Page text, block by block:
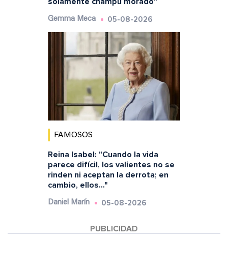
Gemma Meca 05-08-2026
FAMOSOS
Reina Isabel: "Cuando la vida
parece difícil, los valientes no se
rinden ni aceptan la derrota; en
cambio, ellos..."
Daniel Marín 05-08-2026